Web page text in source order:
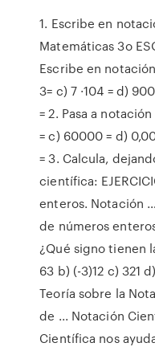
1. Escribe en
Matemáticas 3o
Escribe en notación
3= c) 7 ·104 = d) 900
= 2. Pasa a
= c) 60000 = d)
= 3. Calcula,
cientíﬁca:
enteros. Notación …
de números
¿Qué signo tienen
63 b) (-3)12 c) 321
Teoría sobre la
de ... Notación
Científica nos